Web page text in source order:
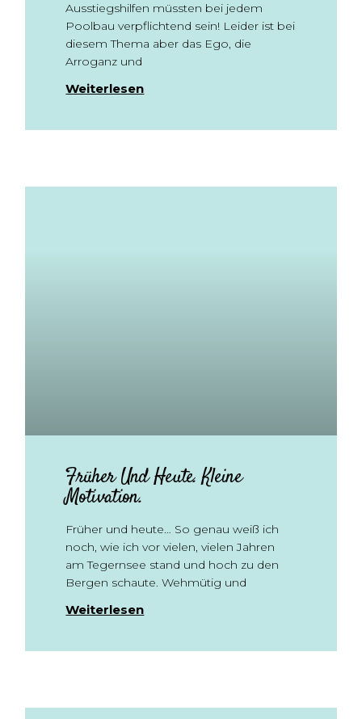
Ausstiegshilfen müssten bei jedem
Poolbau verpflichtend sein! Leider ist bei
diesem Thema aber das Ego, die
Arroganz und
Weiterlesen
Früher Und Heute. Kleine
Motivation.
Früher und heute… So genau weiß ich
noch, wie ich vor vielen, vielen Jahren
am Tegernsee stand und hoch zu den
Bergen schaute. Wehmütig und
Weiterlesen